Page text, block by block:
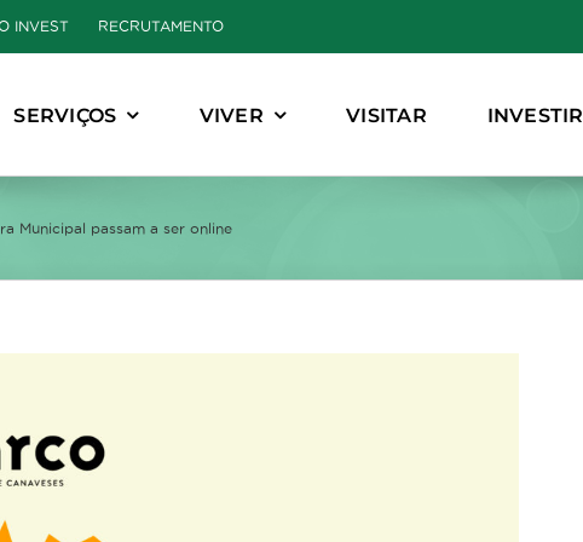
INVEST RECRUTAMENTO
SERVIÇOS VIVER VISITAR INVESTIR
Municipal passam a ser online